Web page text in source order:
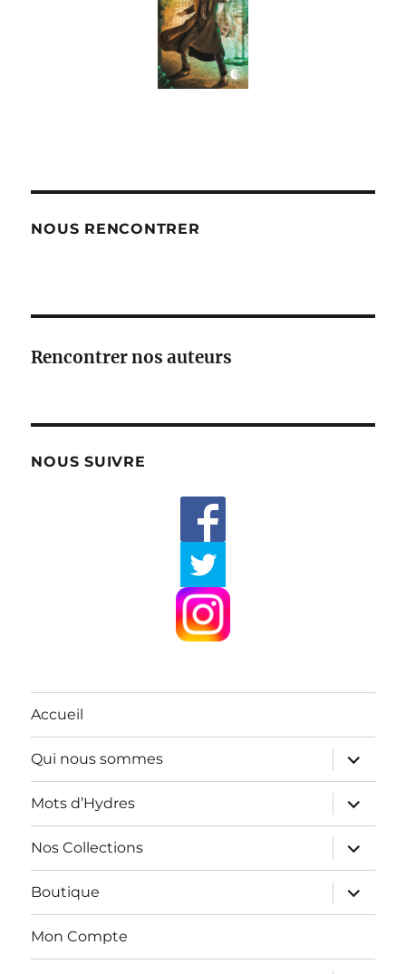
NOUS RENCONTRER
Rencontrer nos auteurs
NOUS SUIVRE
Accueil
Qui nous sommes
ouvrir
le
sous-
menu
Mots d’Hydres
ouvrir
le
sous-
menu
Nos Collections
ouvrir
le
sous-
menu
Boutique
ouvrir
le
sous-
Mon Compte